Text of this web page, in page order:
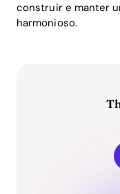
construir e manter
harmonioso.